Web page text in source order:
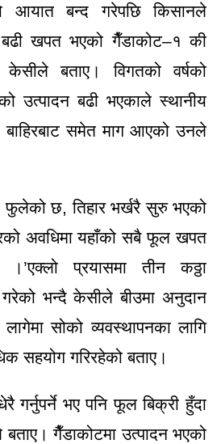
आयात बन्द गरेपछि किसानले
खपत भएको गैँडाकोट–१ की
केसीले बताए। विगतको वर्षको
उत्पादन बढी भएकाले स्थानीय
बाहिरबाट समेत माग आएको उनले
फुलेको छ, तिहार भर्खरै सुरु भएको
अवधिमा यहाँको सबै फूल खपत
प्रयासमा तीन कठ्ठा
भन्दै केसीले बीउमा अनुदान
सोको व्यवस्थापनका लागि
सहयोग गरिरहेको बताए।
गर्नुपर्ने भए पनि फूल बिक्री हुँदा
गैँडाकोटमा उत्पादन भएको